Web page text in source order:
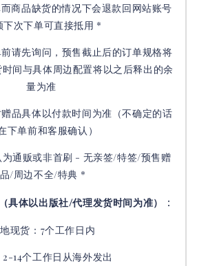
商品缺货的情况下会退款回网站账号
下次下单可直接抵用 *
请先询问，预售截止后的订单规格将
间与具体周边配置将以之后释出的余
量为准
品具体以付款时间为准（不确定的话
下单前和客服确认）
通贩或非首刷 - 无亲签/特签/预售赠
品/周边不全/特典 *
（具体以出版社/代理发货时间为准） ：
现货：7个工作日内
14个工作日从海外发出